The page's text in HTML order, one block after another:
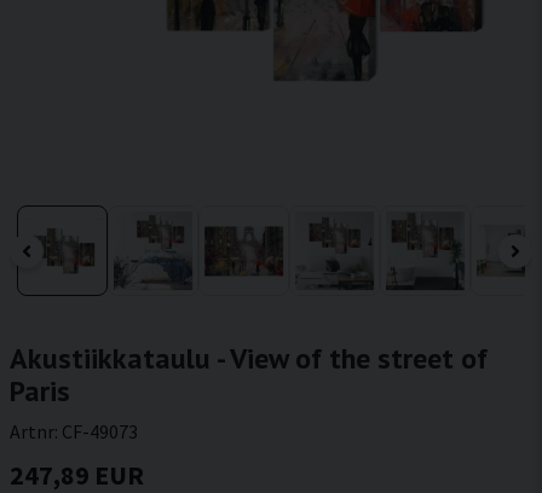
Akustiikkataulu - View of the street of
Paris
Artnr: CF-49073
247,89 EUR